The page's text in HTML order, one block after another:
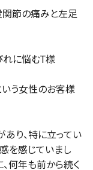
節の痛みと左足
れに悩むT様
いう女性のお客様
り、特に立ってい
を感じていまし
何年も前から続く